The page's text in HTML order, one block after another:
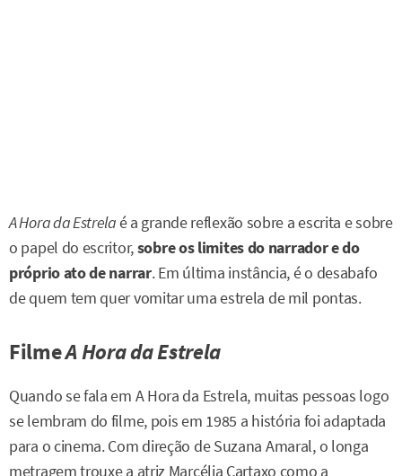
A Hora da Estrelaé a grande reflexão sobre a escrita e sobre
o papel do escritor,sobre os limites do narrador e do
próprio ato de narrar. Em última instância, é o desabafo
de quem tem quer vomitar uma estrela de mil pontas.
FilmeA Hora da Estrela
Quando se fala em A Hora da Estrela, muitas pessoas logo
se lembram do filme, pois em 1985 a história foi adaptada
para o cinema. Com direção de Suzana Amaral, o longa
metragem trouxe a atriz Marcélia Cartaxo como a